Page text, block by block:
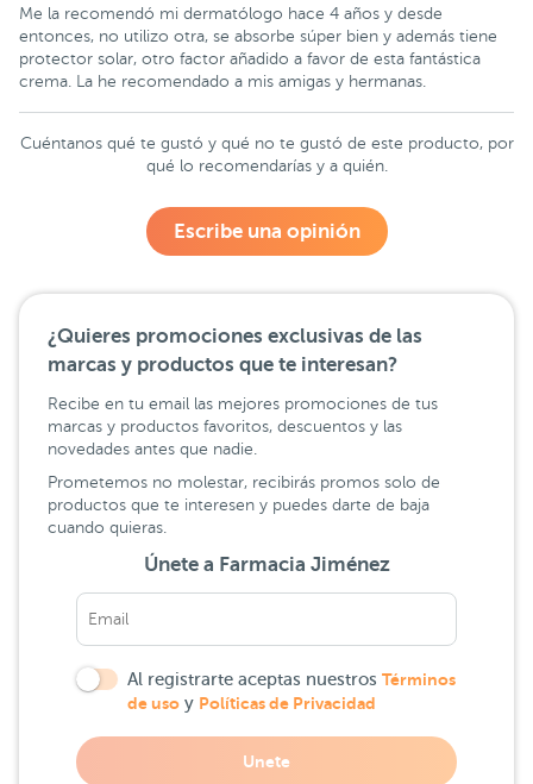
Me la recomendó mi dermatólogo hace 4 años y desde
entonces, no utilizo otra, se absorbe súper bien y además tiene
protector solar, otro factor añadido a favor de esta fantástica
crema. La he recomendado a mis amigas y hermanas.
Cuéntanos qué te gustó y qué no te gustó de este producto, por
qué lo recomendarías y a quién.
Escribe una opinión
¿Quieres promociones exclusivas de las
marcas y productos que te interesan?
Recibe en tu email las mejores promociones de tus
marcas y productos favoritos, descuentos y las
novedades antes que nadie.
Prometemos no molestar, recibirás promos solo de
productos que te interesen y puedes darte de baja
cuando quieras.
Únete a Farmacia Jiménez
Al registrarte aceptas nuestros Términos
de uso y Políticas de Privacidad
Unete